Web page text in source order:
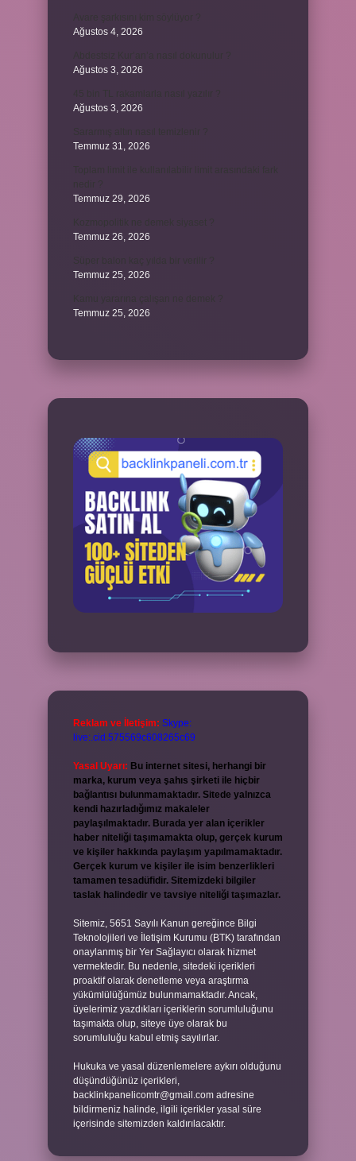
Ağustos 4, 2026
Ağustos 3, 2026
Ağustos 3, 2026
Temmuz 31, 2026
Temmuz 29, 2026
Temmuz 26, 2026
Temmuz 25, 2026
Temmuz 25, 2026
Reklam ve İletişim: Skype:
live:.cid.575569c608265c69
Yasal Uyarı: Bu internet sitesi, herhangi bir
marka, kurum veya şahıs şirketi ile hiçbir
bağlantısı bulunmamaktadır. Sitede yalnızca
kendi hazırladığımız makaleler
paylaşılmaktadır. Burada yer alan içerikler
haber niteliği taşımamakta olup, gerçek kurum
ve kişiler hakkında paylaşım yapılmamaktadır.
Gerçek kurum ve kişiler ile isim benzerlikleri
tamamen tesadüfidir. Sitemizdeki bilgiler
taslak halindedir ve tavsiye niteliği taşımazlar.
Sitemiz, 5651 Sayılı Kanun gereğince Bilgi
Teknolojileri ve İletişim Kurumu (BTK) tarafından
onaylanmış bir Yer Sağlayıcı olarak hizmet
vermektedir. Bu nedenle, sitedeki içerikleri
proaktif olarak denetleme veya araştırma
yükümlülüğümüz bulunmamaktadır. Ancak,
üyelerimiz yazdıkları içeriklerin sorumluluğunu
taşımakta olup, siteye üye olarak bu
sorumluluğu kabul etmiş sayılırlar.
Hukuka ve yasal düzenlemelere aykırı olduğunu
düşündüğünüz içerikleri,
backlinkpanelicomtr@gmail.com adresine
bildirmeniz halinde, ilgili içerikler yasal süre
içerisinde sitemizden kaldırılacaktır.